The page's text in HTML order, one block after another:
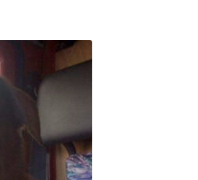
Januar bis Juni 2026